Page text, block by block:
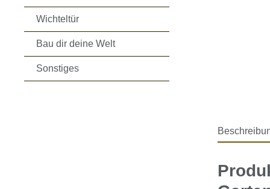
Wichteltür
Bau dir deine Welt
Sonstiges